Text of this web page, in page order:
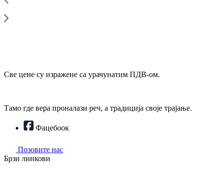
Све цене су изражене са урачунатим ПДВ-ом.
Тамо где вера проналази реч, а традиција своје трајање.
Фацебоок
Позовите нас
Брзи линкови